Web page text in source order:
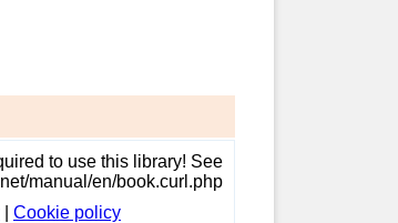
to use this library! See
manual/en/book.curl.php
Cookie policy